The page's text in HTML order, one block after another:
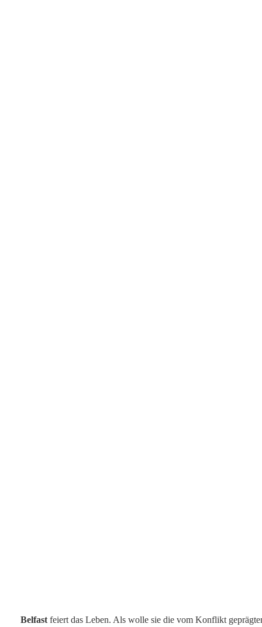
Belfastfeiert das Leben. Als wolle sie die vom Konflikt